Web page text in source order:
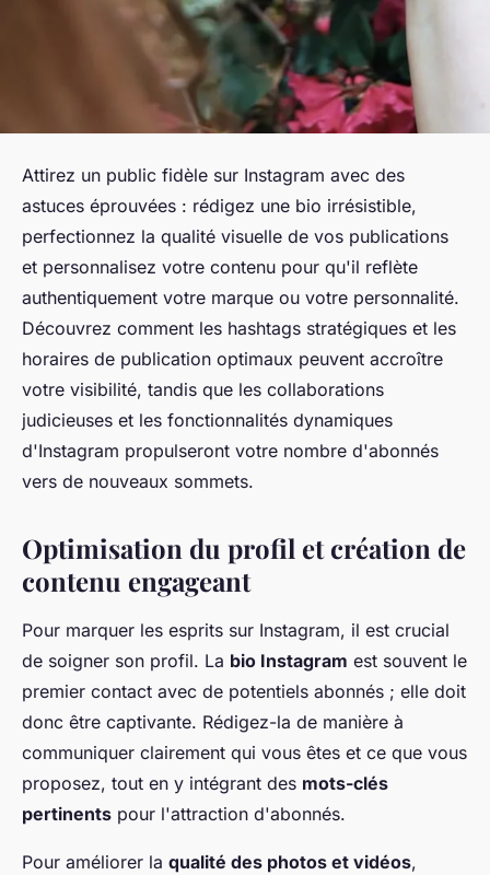
Attirez un public fidèle sur Instagram avec des
astuces éprouvées : rédigez une bio irrésistible,
perfectionnez la qualité visuelle de vos publications
et personnalisez votre contenu pour qu'il reflète
authentiquement votre marque ou votre personnalité.
Découvrez comment les hashtags stratégiques et les
horaires de publication optimaux peuvent accroître
votre visibilité, tandis que les collaborations
judicieuses et les fonctionnalités dynamiques
d'Instagram propulseront votre nombre d'abonnés
vers de nouveaux sommets.
Optimisation du profil et création de
contenu engageant
Pour marquer les esprits sur Instagram, il est crucial
de soigner son profil. La bio Instagram est souvent le
premier contact avec de potentiels abonnés ; elle doit
donc être captivante. Rédigez-la de manière à
communiquer clairement qui vous êtes et ce que vous
proposez, tout en y intégrant des mots-clés
pertinents pour l'attraction d'abonnés.
Pour améliorer la qualité des photos et vidéos,